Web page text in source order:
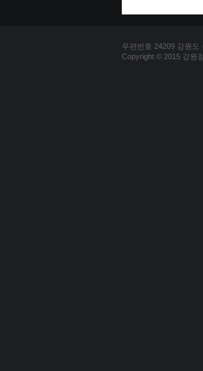
우편번호 24209 강원
Copyright © 2015 강원